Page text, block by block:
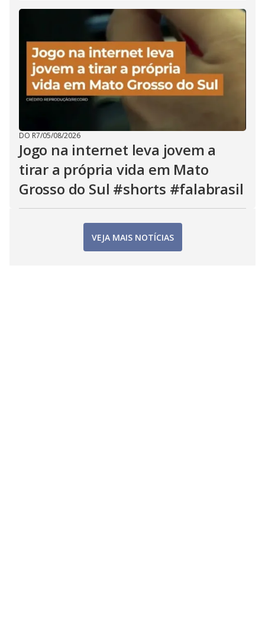
DO R7/05/08/2026
Jogo na internet leva jovem a
tirar a própria vida em Mato
Grosso do Sul #shorts #falabrasil
VEJA MAIS NOTÍCIAS